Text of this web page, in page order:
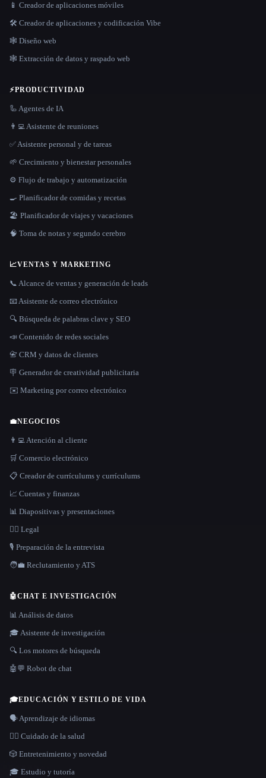
📱 Creador de aplicaciones móviles
🛠️ Creador de aplicaciones y codificación Vibe
🕸 Diseño web
🕸️ Extracción de datos y raspado web
⚡PRODUCTIVIDAD
🦾 Agentes de IA
👨‍💻 Asistente de reuniones
✅ Asistente personal y de tareas
🌱 Crecimiento y bienestar personales
⚙️ Flujo de trabajo y automatización
🍳 Planificador de comidas y recetas
🏖 Planificador de viajes y vacaciones
🧠 Toma de notas y segundo cerebro
📈VENTAS Y MARKETING
📞 Alcance de ventas y generación de leads
📧 Asistente de correo electrónico
🔍 Búsqueda de palabras clave y SEO
📣 Contenido de redes sociales
📇 CRM y datos de clientes
🪧 Generador de creatividad publicitaria
✉️ Marketing por correo electrónico
💼NEGOCIOS
👨‍💻 Atención al cliente
🛒 Comercio electrónico
📋 Creador de currículums y currículums
📈 Cuentas y finanzas
📊 Diapositivas y presentaciones
👩‍⚖️ Legal
🎙️ Preparación de la entrevista
🧑‍💼 Reclutamiento y ATS
🤖CHAT E INVESTIGACIÓN
📊 Análisis de datos
🎓 Asistente de investigación
🔍 Los motores de búsqueda
🤖💬 Robot de chat
🎓EDUCACIÓN Y ESTILO DE VIDA
🗣️ Aprendizaje de idiomas
👩‍⚕️ Cuidado de la salud
🎲 Entretenimiento y novedad
🎓 Estudio y tutoría